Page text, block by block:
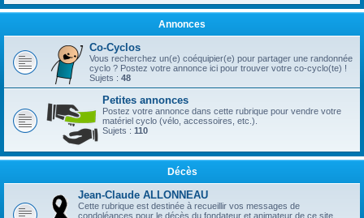
Annonces
Co-Cyclos
Vous recherchez un(e) coéquipier(e) pour partager une randonnée
cyclo ? Postez votre annonce ici pour trouver votre co-cyclo(te) !
Sujets : 48
Petites annonces
Postez votre annonce dans cette rubrique pour vendre votre
matériel cyclo (vélo, accessoires, etc.).
Sujets : 110
Décès
Jean-Claude ALLONNEAU
Cette rubrique est destinée à recueillir vos messages de
condoléances pour le décès du fondateur et animateur de ce site,